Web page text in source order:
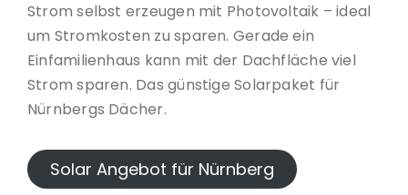
Strom selbst erzeugen mit Photovoltaik – ideal
um Stromkosten zu sparen. Gerade ein
Einfamilienhaus kann mit der Dachfläche viel
Strom sparen. Das günstige Solarpaket für
Nürnbergs Dächer.
Solar Angebot für Nürnberg